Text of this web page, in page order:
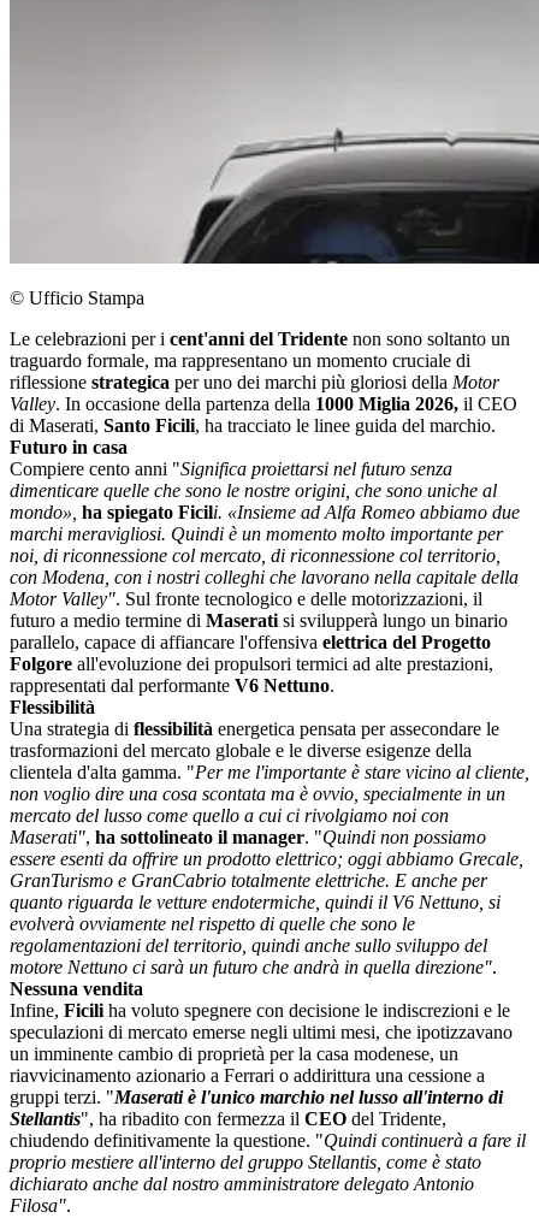
© Ufficio Stampa
Le celebrazioni per i cent'anni del Tridente non sono soltanto un
traguardo formale, ma rappresentano un momento cruciale di
riflessione strategica per uno dei marchi più gloriosi della Motor
Valley. In occasione della partenza della 1000 Miglia 2026, il CEO
di Maserati, Santo Ficili, ha tracciato le linee guida del marchio.
Futuro in casa
Compiere cento anni "Significa proiettarsi nel futuro senza
dimenticare quelle che sono le nostre origini, che sono uniche al
mondo», ha spiegato Ficili. «Insieme ad Alfa Romeo abbiamo due
marchi meravigliosi. Quindi è un momento molto importante per
noi, di riconnessione col mercato, di riconnessione col territorio,
con Modena, con i nostri colleghi che lavorano nella capitale della
Motor Valley". Sul fronte tecnologico e delle motorizzazioni, il
futuro a medio termine di Maserati si svilupperà lungo un binario
parallelo, capace di affiancare l'offensiva elettrica del Progetto
Folgore all'evoluzione dei propulsori termici ad alte prestazioni,
rappresentati dal performante V6 Nettuno.
Flessibilità
Una strategia di flessibilità energetica pensata per assecondare le
trasformazioni del mercato globale e le diverse esigenze della
clientela d'alta gamma. "Per me l'importante è stare vicino al cliente,
non voglio dire una cosa scontata ma è ovvio, specialmente in un
mercato del lusso come quello a cui ci rivolgiamo noi con
Maserati", ha sottolineato il manager. "Quindi non possiamo
essere esenti da offrire un prodotto elettrico; oggi abbiamo Grecale,
GranTurismo e GranCabrio totalmente elettriche. E anche per
quanto riguarda le vetture endotermiche, quindi il V6 Nettuno, si
evolverà ovviamente nel rispetto di quelle che sono le
regolamentazioni del territorio, quindi anche sullo sviluppo del
motore Nettuno ci sarà un futuro che andrà in quella direzione".
Nessuna vendita
Infine, Ficili ha voluto spegnere con decisione le indiscrezioni e le
speculazioni di mercato emerse negli ultimi mesi, che ipotizzavano
un imminente cambio di proprietà per la casa modenese, un
riavvicinamento azionario a Ferrari o addirittura una cessione a
gruppi terzi. "Maserati è l'unico marchio nel lusso all'interno di
Stellantis", ha ribadito con fermezza il CEO del Tridente,
chiudendo definitivamente la questione. "Quindi continuerà a fare il
proprio mestiere all'interno del gruppo Stellantis, come è stato
dichiarato anche dal nostro amministratore delegato Antonio
Filosa".